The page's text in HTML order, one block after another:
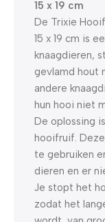
15 x 19 cm
De Trixie
15 x 19 cm is
knaagdieren,
gevlamd hout
andere
hun hooi niet
De oplossing
hooifruif.
te gebruiken
dieren en er
Je stopt het
zodat het